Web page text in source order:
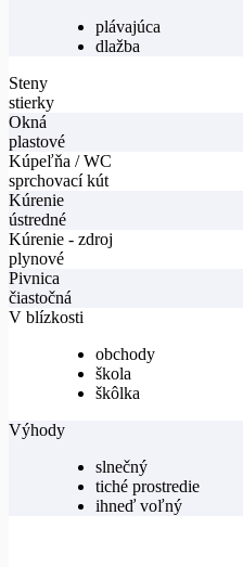
plávajúca
dlažba
Steny
stierky
Okná
plastové
Kúpeľňa / WC
sprchovací kút
Kúrenie
ústredné
Kúrenie - zdroj
plynové
Pivnica
čiastočná
V blízkosti
obchody
škola
škôlka
Výhody
slnečný
tiché prostredie
ihneď voľný